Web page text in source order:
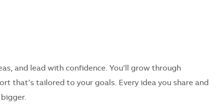
and lead with confidence. You’ll grow through
that’s tailored to your goals. Every idea you share and